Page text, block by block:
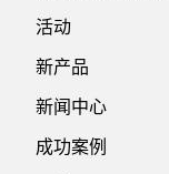
活动
新产品
新闻中心
成功案例